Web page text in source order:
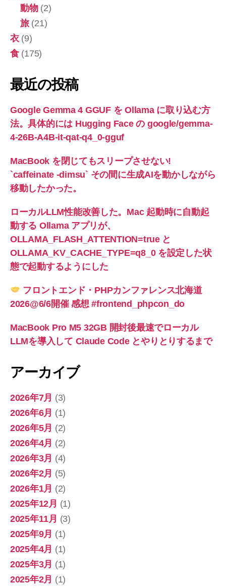
動物(2)
旅(21)
衣(9)
食(175)
最近の投稿
Google Gemma 4 GGUF を Ollama に取り込む方
法。具体的には Hugging Face の google/gemma-
4-26B-A4B-it-qat-q4_0-gguf
MacBook を閉じてもスリープさせない!
`caffeinate -dimsu` その間に生成AIを動かしながら
移動したかった。
ローカルLLM性能改善した。Mac 起動時に自動起
動する Ollama アプリが、
OLLAMA_FLASH_ATTENTION=true と
OLLAMA_KV_CACHE_TYPE=q8_0 を設定した状
態で起動するようにした
フロントエンド・PHPカンファレンス北海道
2026@6/6開催 感想 #frontend_phpcon_do
MacBook Pro M5 32GB 開封後最速でローカル
LLMを導入して Claude Code とやりとりするまで
アーカイブ
2026年7月 (3)
2026年6月 (1)
2026年5月 (2)
2026年4月 (2)
2026年3月 (4)
2026年2月 (5)
2026年1月 (2)
2025年12月 (1)
2025年11月 (3)
2025年9月 (1)
2025年4月 (1)
2025年3月 (1)
2025年2月 (1)